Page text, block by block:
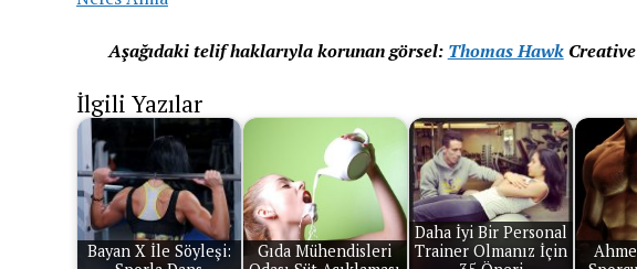
Aşağıdaki telif haklarıyla korunan görsel: Thomas HawkCreative
İlgili Yazılar
Bayan X İle Söyleşi:
Gıda Mühendisleri
Daha İyi Bir Personal
Trainer Olmanız İçin